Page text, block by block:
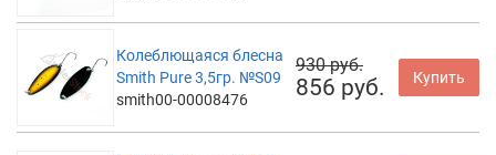
Колеблющаяся блесна
Smith Pure 3,5гр. №S09
smith00-00008476
930 руб.
856 руб. Купить